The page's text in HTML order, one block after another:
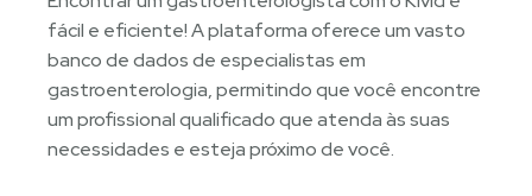
fácil e eficiente! A plataforma oferece um vasto
banco de dados de especialistas em
gastroenterologia, permitindo que você encontre
um profissional qualificado que atenda às suas
necessidades e esteja próximo de você.